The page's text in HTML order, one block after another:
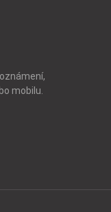
mobilu.